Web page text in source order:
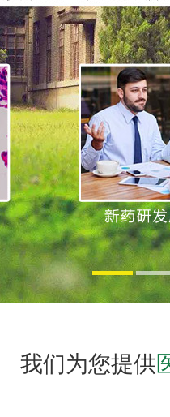
我们为您提供